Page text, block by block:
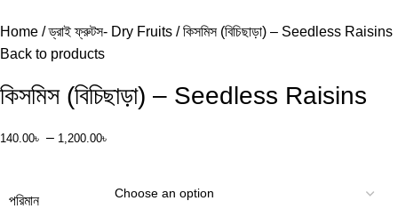
Home ড্রাই ফ্রুটস- Dry Fruits
কিসমিস (বিচিছাড়া) – Seedless Raisins
Back to products
কিসমিস (বিচিছাড়া) – Seedless Raisins
140.00৳ – 1,200.00৳
পরিমান